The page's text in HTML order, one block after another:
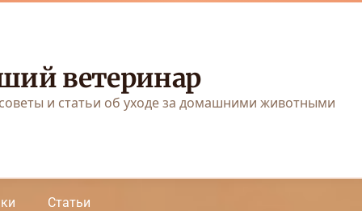
ветеринар
и статьи об уходе за домашними животными
Статьи